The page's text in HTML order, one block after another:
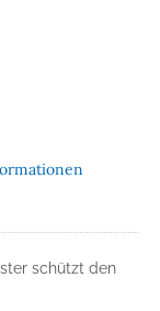
schützt den